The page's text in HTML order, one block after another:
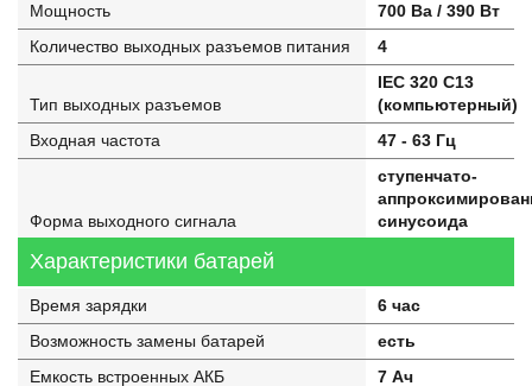
Мощность
700 Ва / 390 Вт
Количество выходных разъемов питания
4
Тип выходных разъемов
IEC 320 C13
(компьютерный)
Входная частота
47 - 63 Гц
Форма выходного сигнала
ступенчато-
синусоида
Характеристики батарей
Время зарядки
6 час
Возможность замены батарей
есть
Емкость встроенных АКБ
7 Ач